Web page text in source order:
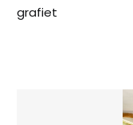
grafiet